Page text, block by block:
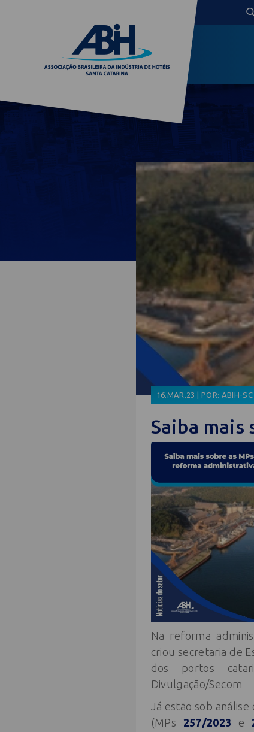
16.MAR.23 | POR: ABIH-SC
Saiba
Na reforma
criou secretaria de
dos portos
Divulgação/Secom
Já estão sob análise
(MPs 257/2023 e